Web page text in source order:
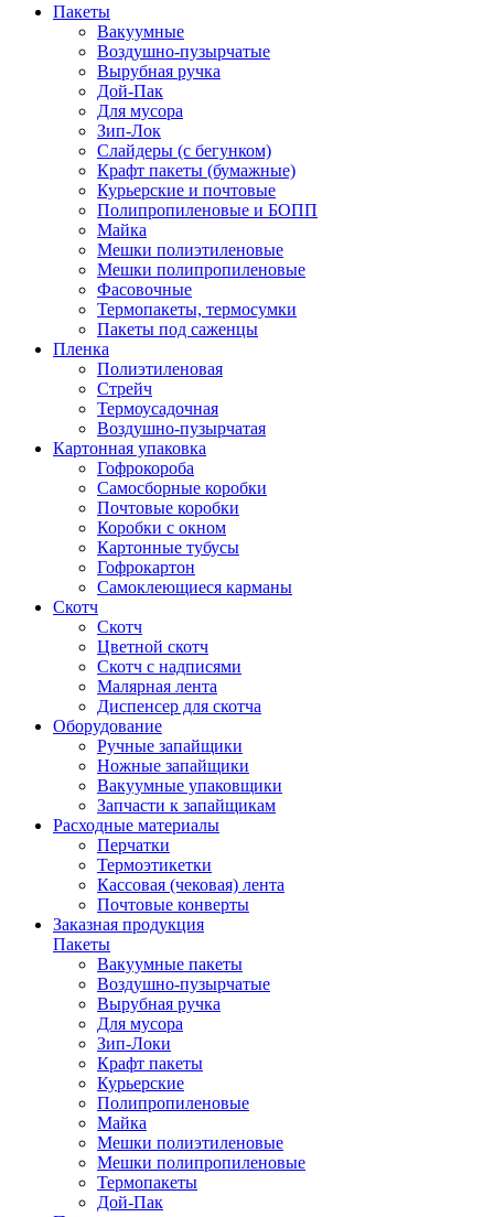
Пакеты
Вакуумные
Воздушно-пузырчатые
Вырубная ручка
Дой-Пак
Для мусора
Зип-Лок
Слайдеры (с бегунком)
Крафт пакеты (бумажные)
Курьерские и почтовые
Полипропиленовые и БОПП
Майка
Мешки полиэтиленовые
Мешки полипропиленовые
Фасовочные
Термопакеты, термосумки
Пакеты под саженцы
Пленка
Полиэтиленовая
Стрейч
Термоусадочная
Воздушно-пузырчатая
Картонная упаковка
Гофрокороба
Самосборные коробки
Почтовые коробки
Коробки с окном
Картонные тубусы
Гофрокартон
Самоклеющиеся карманы
Скотч
Скотч
Цветной скотч
Скотч с надписями
Малярная лента
Диспенсер для скотча
Оборудование
Ручные запайщики
Ножные запайщики
Вакуумные упаковщики
Запчасти к запайщикам
Расходные материалы
Перчатки
Термоэтикетки
Кассовая (чековая) лента
Почтовые конверты
Заказная продукция
Пакеты
Вакуумные пакеты
Воздушно-пузырчатые
Вырубная ручка
Для мусора
Зип-Локи
Крафт пакеты
Курьерские
Полипропиленовые
Майка
Мешки полиэтиленовые
Мешки полипропиленовые
Термопакеты
Дой-Пак